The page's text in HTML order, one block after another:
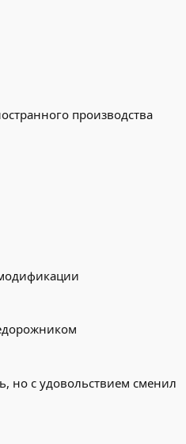
производства
но с удовольствием сменил